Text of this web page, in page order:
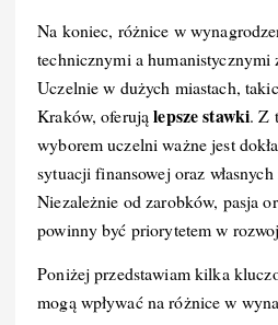
Na koniec, różnice w
technicznymi a humanistycznymi
Uczelnie w dużych miastach,
Kraków, oferująlepsze stawki. Z
wyborem uczelni ważne jest
sytuacji finansowej oraz
Niezależnie od zarobków, pasja
powinny być priorytetem w
Poniżej przedstawiam kilka
mogą wpływać na różnice w